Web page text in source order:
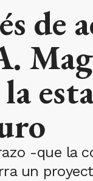
-que la
un